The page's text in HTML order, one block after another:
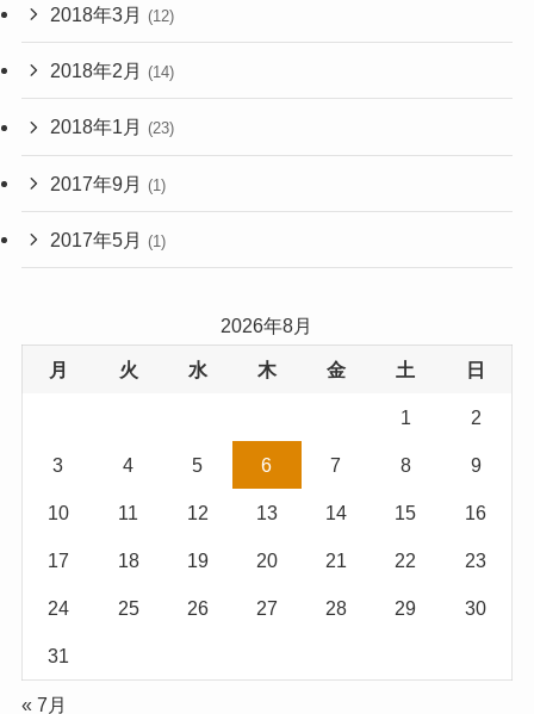
2018年3月 (12)
2018年2月 (14)
2018年1月 (23)
2017年9月 (1)
2017年5月 (1)
2026年8月
月 火 水 木 金 土 日
1 2
3 4 5 6 7 8 9
10 11 12 13 14 15 16
17 18 19 20 21 22 23
24 25 26 27 28 29 30
31
« 7月